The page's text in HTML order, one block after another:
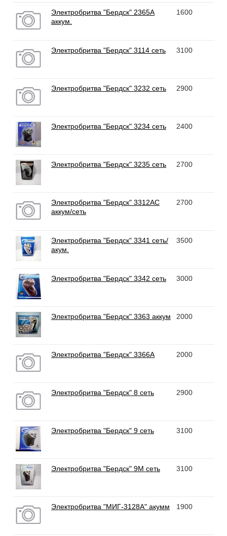
Электробритва "Бердск" 2365А
аккум.
1600
Электробритва "Бердск" 3114 сеть 3100
Электробритва "Бердск" 3232 сеть 2900
Электробритва "Бердск" 3234 сеть 2400
Электробритва "Бердск" 3235 сеть 2700
Электробритва "Бердск" 3312AC
аккум/сеть
2700
Электробритва "Бердск" 3341 сеть/
акум.
3500
Электробритва "Бердск" 3342 сеть 3000
Электробритва "Бердск" 3363 аккум 2000
Электробритва "Бердск" 3366А 2000
Электробритва "Бердск" 8 сеть 2900
Электробритва "Бердск" 9 сеть 3100
Электробритва "Бердск" 9М сеть 3100
Электробритва "МИГ-3128А" акумм 1900